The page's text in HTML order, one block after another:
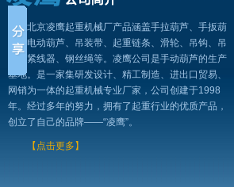
北京凌鹰起重机械厂产品涵盖手拉葫芦、手扳葫
芦、电动葫芦、吊装带、起重链条、滑轮、吊钩、吊
具、紧线器、钢丝绳等。凌鹰公司是手动葫芦的生产
基地。是一家集研发设计、精工制造、进出口贸易、
网销为一体的起重机械专业厂家，公司创建于1998
年。经过多年的努力，拥有了起重行业的优质产品，
创立了自己的品牌——“凌鹰”。
【点击更多】